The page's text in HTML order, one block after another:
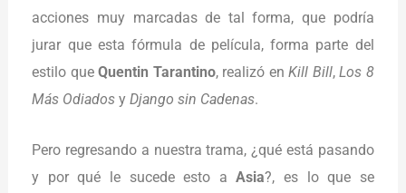
acciones muy marcadas de tal forma, que podría
jurar que esta fórmula de película, forma parte del
estilo queQuentin Tarantino, realizó enKill Bill,Los 8
Más Odiados yDjango sin Cadenas.
Pero regresando a nuestra trama, ¿qué está pasando
y por qué le sucede esto aAsia?, es lo que se